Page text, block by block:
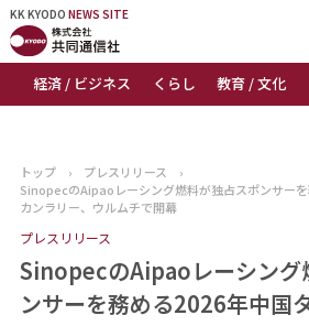
KK KYODO NEWS SITE
経済 / ビジネス くらし 教育 / 文化
KK KYODONEWS SITE
トップページ
ニュース
おすすめコンテンツ
出版物
トップ › プレスリリース
›
SinopecのAipaoレーシング燃料が独占スポンサー
カンラリー、ウルムチで開幕
プレスリリース
SinopecのAipaoレーシング
ンサーを務める2026年中国